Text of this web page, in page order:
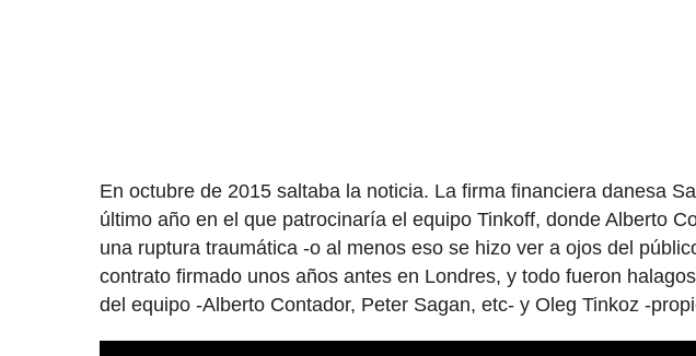
En octubre de 2015 saltaba la noticia. La firma financiera danesa
último año en el que patrocinaría el equipo Tinkoff, donde Alberto
una ruptura traumática -o al menos eso se hizo ver a ojos del
contrato firmado unos años antes en Londres, y todo fueron
del equipo -Alberto Contador, Peter Sagan, etc- y Oleg Tinkoz -